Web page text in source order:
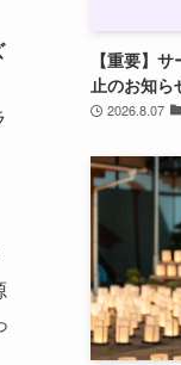
【重要】
止のお知ら
2026.8.07